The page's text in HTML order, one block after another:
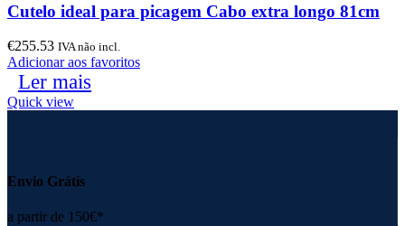
Cutelo ideal para picagem Cabo extra longo 81cm
€255.53 IVA não incl.
Adicionar aos favoritos
Ler mais
Quick view
Envio Grátis
a partir de 150€*